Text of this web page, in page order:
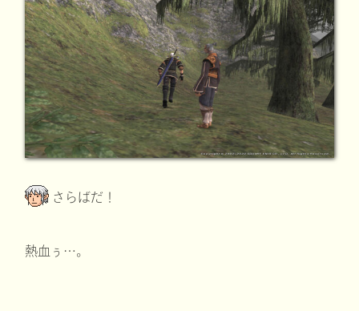
さらばだ！
熱血ぅ…。